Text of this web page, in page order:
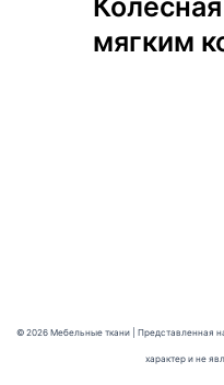
мягким
© 2026 Мебельные ткани | Представленная
характер и не